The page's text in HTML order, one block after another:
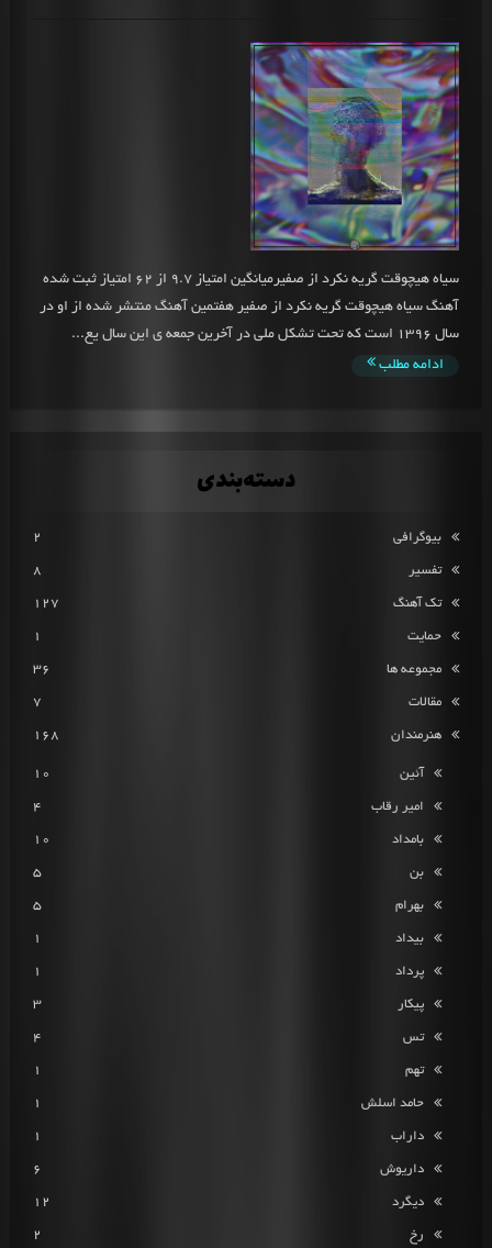
سیاه هیچوقت گریه نکرد از صفیرمیانگین امتیاز 9.7 از 62 امتیاز ثبت شده
آهنگ سیاه هیچوقت گریه نکرد از صفیر هفتمین آهنگ منتشر شده از او در
سال 1396 است که تحت تشکل ملی در آخرین جمعه ی این سال یع...
ادامه مطلب
دسته‌بندی
بیوگرافی 2
تفسیر 8
تک آهنگ 127
حمایت 1
مجموعه ها 36
مقالات 7
هنرمندان 168
آئین 10
امیر رقاب 4
بامداد 10
بن 5
بهرام 5
بیداد 1
پرداد 1
پیکار 3
تس 4
تهم 1
حامد اسلش 1
داراب 1
داریوش 6
دیگرد 12
رخ 2